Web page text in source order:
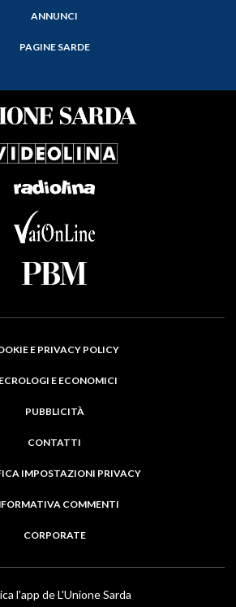
ANNUNCI
PAGINE SARDE
E PRIVACY POLICY
E ECONOMICI
PUBBLICITÀ
CONTATTI
IMPOSTAZIONI PRIVACY
COMMENTI
CORPORATE
l'app de L'Unione Sarda